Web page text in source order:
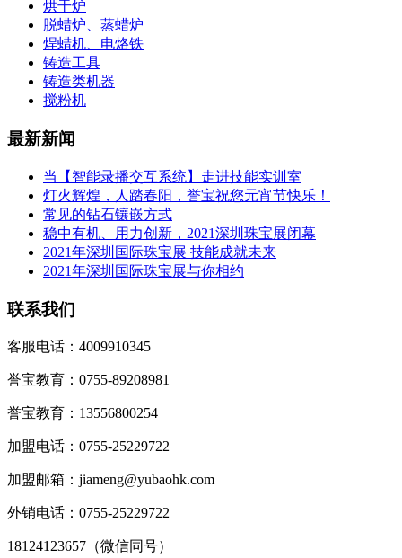
烘干炉
脱蜡炉、蒸蜡炉
焊蜡机、电烙铁
铸造工具
铸造类机器
搅粉机
最新新闻
当【智能录播交互系统】走进技能实训室
灯火辉煌，人踏春阳，誉宝祝您元宵节快乐！
常见的钻石镶嵌方式
稳中有机、用力创新，2021深圳珠宝展闭幕
2021年深圳国际珠宝展 技能成就未来
2021年深圳国际珠宝展与你相约
联系我们
客服电话：4009910345
誉宝教育：0755-89208981
誉宝教育：13556800254
加盟电话：0755-25229722
加盟邮箱：jiameng@yubaohk.com
外销电话：0755-25229722
18124123657（微信同号）